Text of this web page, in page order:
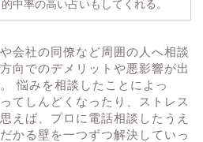
的中率の高い占いもしてくれる。
会社の同僚など周囲の人へ相談
向でのデメリットや悪影響が出
悩みを相談したことによっ
てしんどくなったり、ストレス
えば、プロに電話相談したうえ
かる壁を一つずつ解決していっ